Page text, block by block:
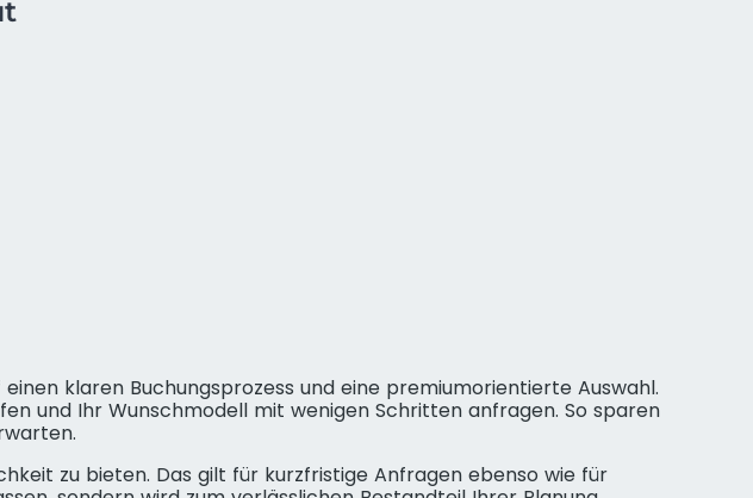
klaren Buchungsprozess und eine premiumorientierte Auswahl.
und Ihr Wunschmodell mit wenigen Schritten anfragen. So sparen
zu bieten. Das gilt für kurzfristige Anfragen ebenso wie für